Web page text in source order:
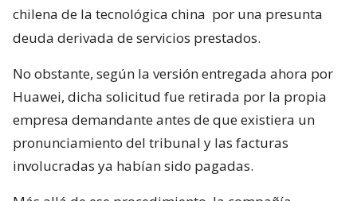
chilena de la tecnológica china por una presunta
deuda derivada de servicios prestados.
No obstante, según la versión entregada ahora por
Huawei, dicha solicitud fue retirada por la propia
empresa demandante antes de que existiera un
pronunciamiento del tribunal y las facturas
involucradas ya habían sido pagadas.